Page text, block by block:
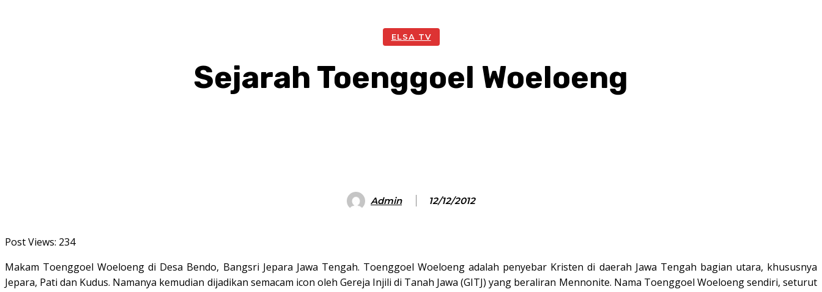
ELSA TV
Sejarah Toenggoel Woeloeng
Admin 12/12/2012
Post Views: 234
Makam Toenggoel Woeloeng di Desa Bendo, Bangsri Jepara Jawa Tengah. Toenggoel Woeloeng adalah penyebar Kristen di daerah Jawa Tengah bagian utara, khususnya
Jepara, Pati dan Kudus. Namanya kemudian dijadikan semacam icon oleh Gereja Injili di Tanah Jawa (GITJ) yang beraliran Mennonite. Nama Toenggoel Woeloeng sendiri, seturut